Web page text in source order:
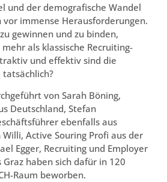
und der demografische Wandel
immense Herausforderungen.
gewinnen und zu binden,
als klassische Recruiting-
und effektiv sind die
tatsächlich?
von Sarah Böning,
Deutschland, Stefan
ebenfalls aus
Willi, Active Souring Profi aus der
Egger, Recruiting und Employer
haben sich dafür in 120
Raum beworben.